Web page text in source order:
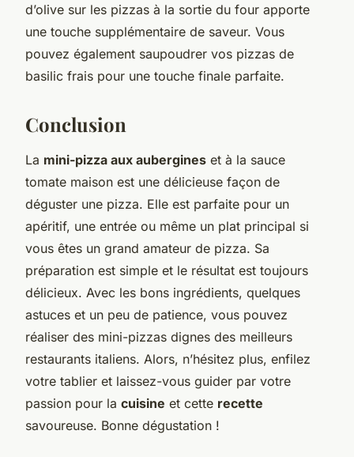
d’olive sur les pizzas à la sortie du four apporte
une touche supplémentaire de saveur. Vous
pouvez également saupoudrer vos pizzas de
basilic frais pour une touche finale parfaite.
Conclusion
La mini-pizza aux aubergines et à la sauce
tomate maison est une délicieuse façon de
déguster une pizza. Elle est parfaite pour un
apéritif, une entrée ou même un plat principal si
vous êtes un grand amateur de pizza. Sa
préparation est simple et le résultat est toujours
délicieux. Avec les bons ingrédients, quelques
astuces et un peu de patience, vous pouvez
réaliser des mini-pizzas dignes des meilleurs
restaurants italiens. Alors, n’hésitez plus, enfilez
votre tablier et laissez-vous guider par votre
passion pour la cuisine et cette recette
savoureuse. Bonne dégustation !